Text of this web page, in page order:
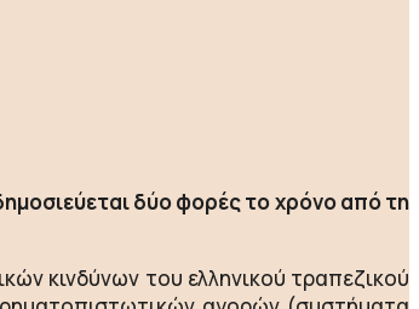
δύο φορές το χρόνο από τη
κινδύνων του ελληνικού τραπεζικού